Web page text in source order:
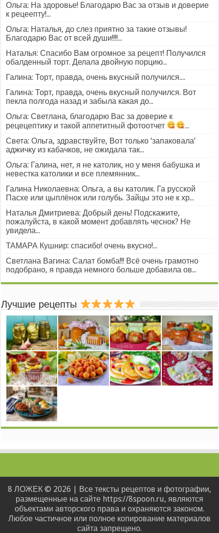
Ольга: На здоровье! Благодарю Вас за отзыв и доверие
к рецеепту!...
Ольга: Наталья, до слез приятно за такие отзывы!
Благодарю Вас от всей души!!!!...
Наталья: Спасибо Вам огромное за рецепт! Получился
обалденный торт. Делала двойную порцию...
Галина: Торт, правда, очень вкусный получился....
Галина: Торт, правда, очень вкусный получился. Вот
пекла полгода назад и забыла какая до...
Ольга: Светлана, благодарю Вас за доверие к
рецецептику и такой аппетитный фотоотчет
...
Света: Ольга, здравствуйте, Вот только ‘запаковала’
аджичку из кабачков, не ожидала так...
Ольга: Галина, нет, я не католик, но у меня бабушка и
невестка католики и все племянник...
Галина Николаевна: Ольга, а вы католик. Га русской
Пасхе или цыплёнок или голубь. Зайцы это не к хр...
Наталья Дмитриева: Добрый день! Подскажите,
пожалуйста, в какой момент добавлять чеснок? Не
увидела...
ТАМАРА Кушнир: спасибо! очень вкусно!...
Светлана Вагина: Салат бомба!!! Всё очень грамотно
подобрано, я правда немного больше добавила ов...
Лучшие рецепты
8 ЛОЖЕК © 2026 | Все тексты рецептов и фотографии,
размещенные на сайте https://8spoon.ru, являются
объектами авторского права и охраняются законом.
Любое частичное или полное копирование материалов
сайта запрещено.